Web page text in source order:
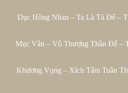
Dục Hồng Nhan – Ta Là Tà Đế –
Mục Vân – Vô Thượng Thần Đế –
Khương Vọng – Xích Tâm Tuần